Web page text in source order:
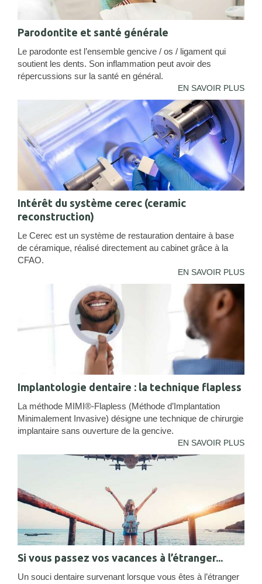
Parodontite et santé générale
Le parodonte est l’ensemble gencive / os / ligament qui
soutient les dents. Son inflammation peut avoir des
répercussions sur la santé en général.
EN SAVOIR PLUS
Intérêt du système cerec (ceramic
reconstruction)
Le Cerec est un système de restauration dentaire à base
de céramique, réalisé directement au cabinet grâce à la
CFAO.
EN SAVOIR PLUS
Implantologie dentaire : la technique flapless
La méthode MIMI®-Flapless (Méthode d’Implantation
Minimalement Invasive) désigne une technique de chirurgie
implantaire sans ouverture de la gencive.
EN SAVOIR PLUS
Si vous passez vos vacances à l’étranger...
Un souci dentaire survenant lorsque vous êtes à l’étranger